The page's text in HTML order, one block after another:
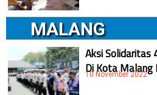
MALANG
Aksi Solidaritas
Di Kota Malang
10 November 2022